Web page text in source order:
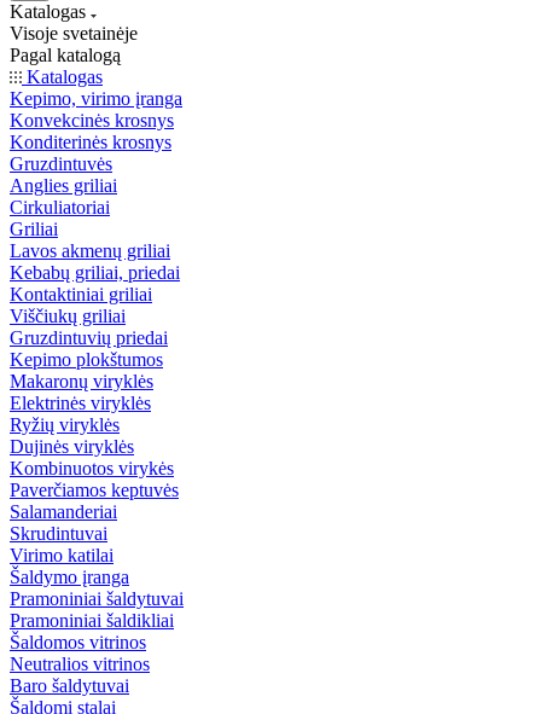
Katalogas
Visoje svetainėje
Pagal katalogą
Katalogas
Kepimo, virimo įranga
Konvekcinės krosnys
Konditerinės krosnys
Gruzdintuvės
Anglies griliai
Cirkuliatoriai
Griliai
Lavos akmenų griliai
Kebabų griliai, priedai
Kontaktiniai griliai
Viščiukų griliai
Gruzdintuvių priedai
Kepimo plokštumos
Makaronų viryklės
Elektrinės viryklės
Ryžių viryklės
Dujinės viryklės
Kombinuotos virykės
Paverčiamos keptuvės
Salamanderiai
Skrudintuvai
Virimo katilai
Šaldymo įranga
Pramoniniai šaldytuvai
Pramoniniai šaldikliai
Šaldomos vitrinos
Neutralios vitrinos
Baro šaldytuvai
Šaldomi stalai